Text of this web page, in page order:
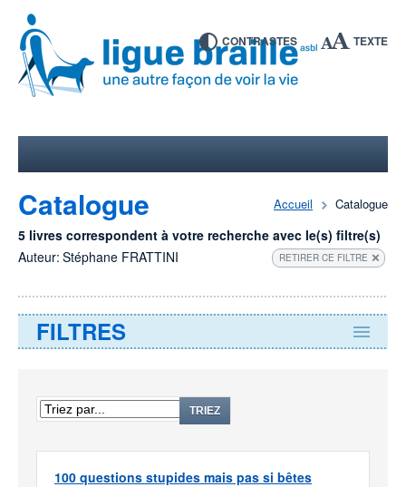
CONTRASTES TEXTE
Accueil Catalogue
Catalogue
5 livres correspondent à votre recherche avec le(s) filtre(s)
Auteur: Stéphane FRATTINI RETIRER CE FILTRE
FILTRES
TRIEZ
100 questions stupides mais pas si bêtes